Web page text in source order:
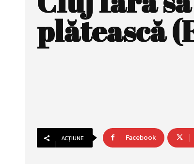
plătească
ACȚIUNE Facebook